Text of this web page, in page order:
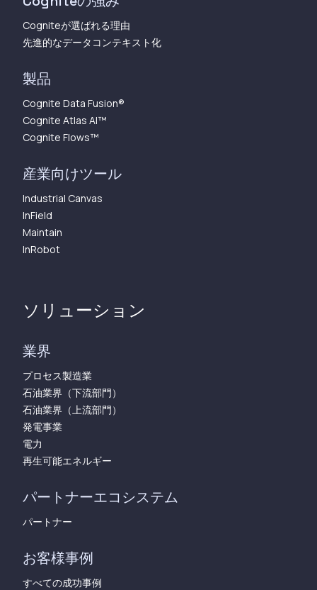
Cogniteが選ばれる理由
先進的なデータコンテキスト化
製品
Cognite Data Fusion®
Cognite Atlas AI™︎
Cognite Flows™︎
産業向けツール
Industrial Canvas
InField
Maintain
InRobot
ソリューション
業界
プロセス製造業
石油業界（下流部門）
石油業界（上流部門）
発電事業
電力
再生可能エネルギー
パートナーエコシステム
パートナー
お客様事例
すべての成功事例